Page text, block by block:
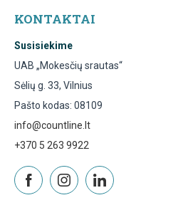
KONTAKTAI
Susisiekime
UAB „Mokesčių srautas“
Sėlių g. 33, Vilnius
Pašto kodas: 08109
info@countline.lt
+370 5 263 9922